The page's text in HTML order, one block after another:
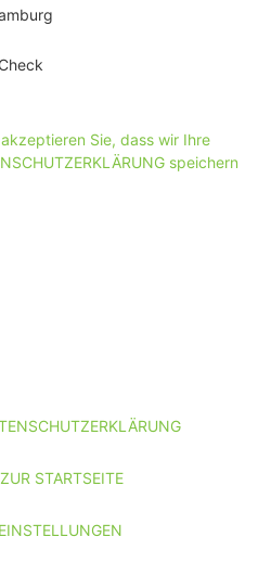
Sie, dass wir Ihre
speichern
STARTSEITE